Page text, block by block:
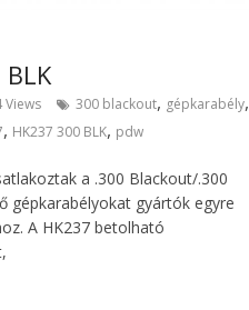
Views 300 blackout, gépkarabély,
, HK237 300 BLK, pdw
a .300 Blackout/.300
gépkarabélyokat gyártók egyre
A HK237 betolható